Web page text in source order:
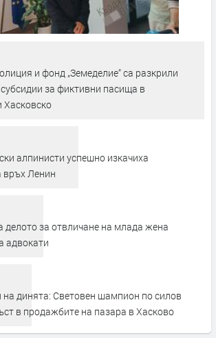
и фонд „Земеделие“ са разкрили
за фиктивни пасища в
връх Ленин
делото за отвличане на млада жена
адвокати
на динята: Световен шампион по силов
в продажбите на пазара в Хасково